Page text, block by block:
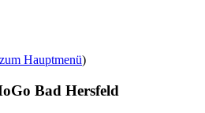
Hauptmenü)
Bad Hersfeld